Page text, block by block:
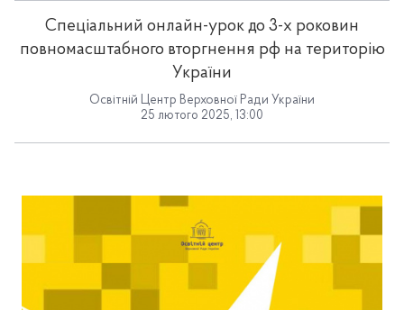
Спеціальний онлайн-урок до 3-х роковин
повномасштабного вторгнення рф на територію
України
Освітній Центр Верховної Ради України
25 лютого 2025, 13:00